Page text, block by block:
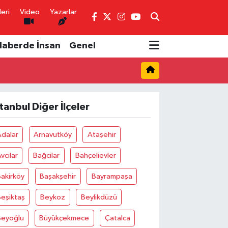
Video Yazarlar
İnsan Genel
Diğer İlçeler
Arnavutköy Ataşehir
Bağcilar Bahçelievler
Başakşehir Bayrampaşa
Beykoz Beylikdüzü
Büyükçekmece Çatalca